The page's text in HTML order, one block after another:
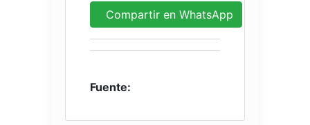
Compartir en WhatsApp
Fuente: